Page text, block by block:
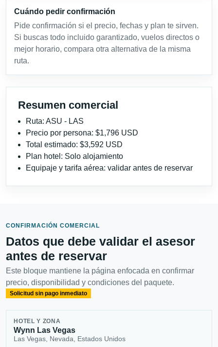
Cuándo pedir confirmación
Pide confirmación si el precio, fechas y plan te sirven.
Si buscas todo incluido garantizado, vuelos directos o
mejor horario, compara otra alternativa de la misma
ruta.
Resumen comercial
Ruta: ASU - LAS
Precio por persona: $1,796 USD
Total estimado: $3,592 USD
Plan hotel: Solo alojamiento
Equipaje y tarifa aérea: validar antes de reservar
CONFIRMACIÓN COMERCIAL
Datos que debe validar el asesor
antes de reservar
Este bloque mantiene la página enfocada en confirmar
precio, disponibilidad y condiciones del paquete.
Solicitud sin pago inmediato
HOTEL Y ZONA
Wynn Las Vegas
Las Vegas, Nevada, Estados Unidos